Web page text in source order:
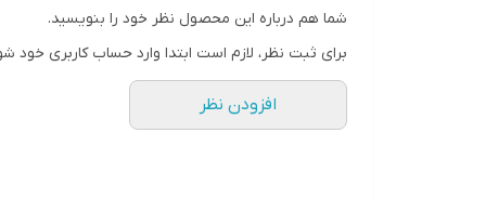
شما هم درباره این محصول نظر خود را بنویسید.
برای ثبت نظر، لازم است ابتدا وارد حساب کاربری خود
افزودن نظر